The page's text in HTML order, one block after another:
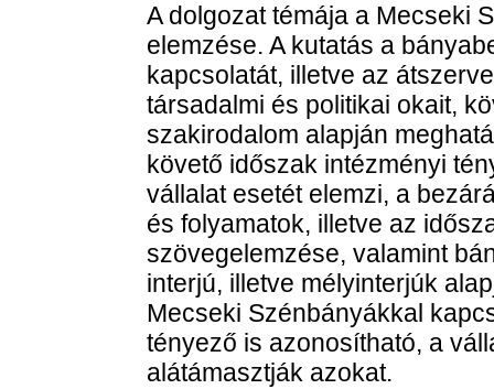
A dolgozat témája a Mecseki
elemzése. A kutatás a
kapcsolatát, illetve az
társadalmi és politikai okait,
szakirodalom alapján
követő időszak intézményi
vállalat esetét elemzi, a
és folyamatok, illetve az
szövegelemzése, valamint
interjú, illetve mélyinterjúk
Mecseki Szénbányákkal
tényező is azonosítható, a
alátámasztják azokat.